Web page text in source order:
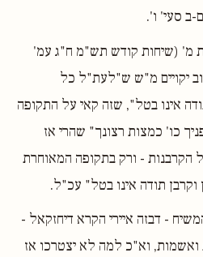
ב סעי' ו'.
מ' (שיחות קודש תש"מ ח"ג עמ'
יקויים מ"ש ש"לעת"ל כל
אינו בטל", שזה קאי על התקופה
כו' כמצות רצונך" שהרי אז
הקרבנות - ורק בתקופה המאוחרת
וקרבן תודה אינו בטל" עכ"ל.
- דבזה איירי הקרא דיחזקאל -
ואשמות, וא"כ למה לא יצטרכו אז